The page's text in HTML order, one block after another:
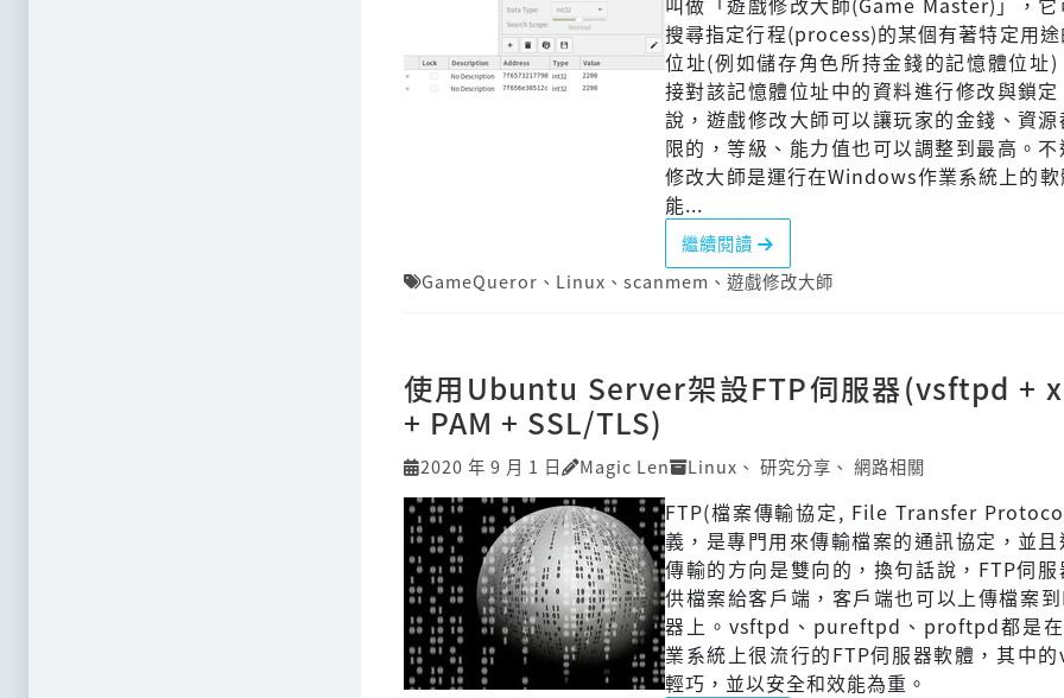
搜尋指定行程(process)的某個有著特定用途
位址(例如儲存角色所持金錢的記憶體位址)
接對該記憶體位址中的資料進行修改與鎖定
說，遊戲修改大師可以讓玩家的金錢、資源
限的，等級、能力值也可以調整到最高。
修改大師是運行在Windows作業系統上的軟
能...
繼續閱讀
GameQueror 、 Linux 、 scanmem 、 遊戲修改大師
使用Ubuntu Server架設FTP伺服器(vsftpd +
+ PAM + SSL/TLS)
2020 年 9 月 1 日 Magic Len Linux 、 研究分享 、 網路相關
FTP(檔案傳輸協定, File Transfer
義，是專門用來傳輸檔案的通訊協定，並
傳輸的方向是雙向的，換句話說，FTP伺服
供檔案給客戶端，客戶端也可以上傳檔案
器上。vsftpd、pureftpd、proftpd都是
業系統上很流行的FTP伺服器軟體，其中
輕巧，並以安全和效能為重。